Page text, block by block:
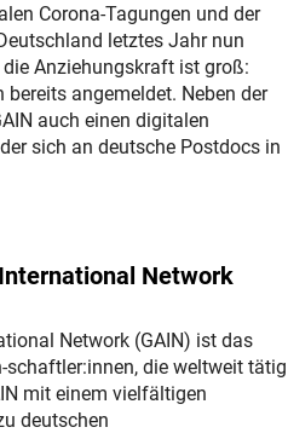
Corona-Tagungen und der
letztes Jahr nun
Anziehungskraft ist groß:
bereits angemeldet. Neben der
auch einen digitalen
sich an deutsche Postdocs in
Network
Network (GAIN) ist das
schaftler:innen, die weltweit tätig
mit einem vielfältigen
deutschen